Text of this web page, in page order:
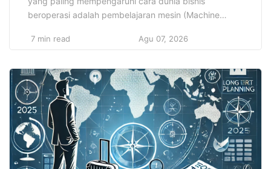
beroperasi adalah pembelajaran mesin (Machine
kecerdasan buatan (Artificial Intelligence/AI), telah
data, memproses informasi, serta mengambil
keputusan. Tidak hanya terbatas pada sektor
teknologi, kini pembelajaran mesin telah merambah ke
hampir seluruh bidang, […]
7 min read Agu 07, 2026